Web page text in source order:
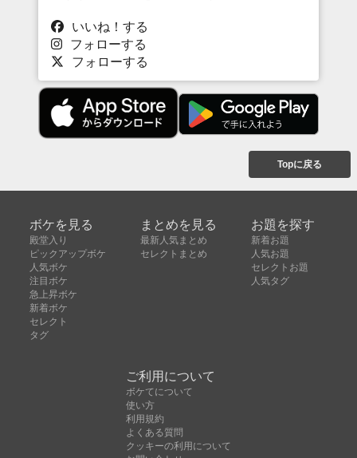
いいね！する
フォローする
フォローする
Topに戻る
ボケを見る
殿堂入り
ピックアップボケ
人気ボケ
注目ボケ
急上昇ボケ
新着ボケ
セレクト
タグ
まとめを見る
最新人気まとめ
セレクトまとめ
お題を探す
新着お題
人気お題
セレクトお題
人気タグ
ご利用について
ボケてについて
使い方
利用規約
よくある質問
クッキーの利用について